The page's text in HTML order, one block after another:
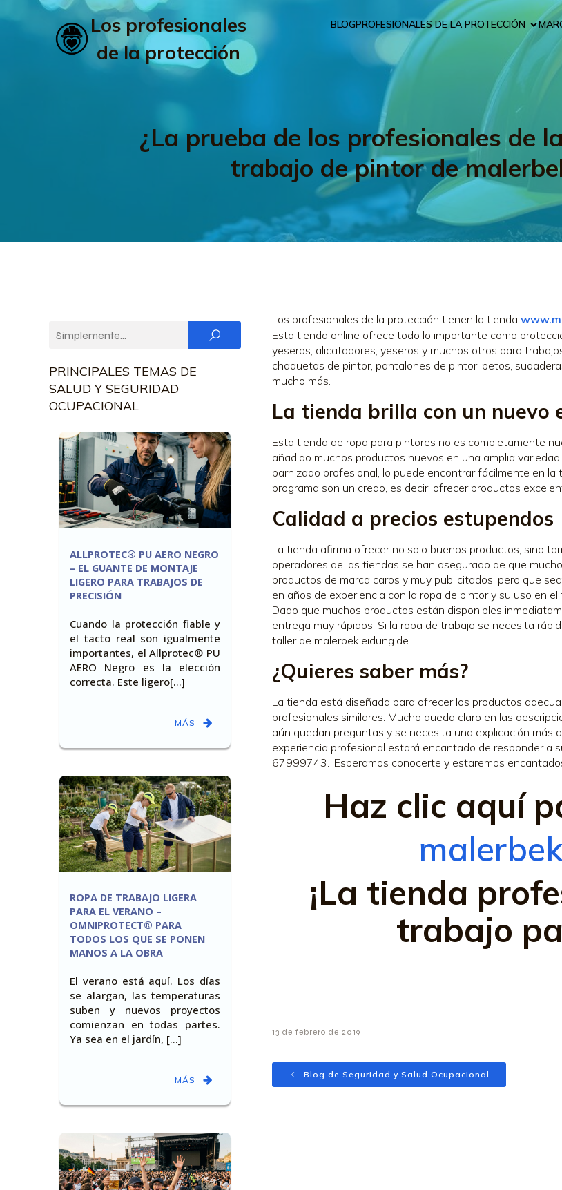
Los profesionales
de la protección
BLOGPROFESIONALES DE LA PROTECCIÓN
¿La prueba de los profesionales de
trabajo de pintor de
PRINCIPALES TEMAS DE
SALUD Y SEGURIDAD
OCUPACIONAL
ALLPROTEC® PU AERO NEGRO
– EL GUANTE DE MONTAJE
LIGERO PARA TRABAJOS DE
PRECISIÓN
Cuando la protección fiable y
el tacto real son igualmente
importantes, el Allprotec® PU
AERO Negro es la elección
correcta. Este ligero[…]
MÁS
ROPA DE TRABAJO LIGERA
PARA EL VERANO –
OMNIPROTECT® PARA
TODOS LOS QUE SE PONEN
MANOS A LA OBRA
El verano está aquí. Los días
se alargan, las temperaturas
suben y nuevos proyectos
comienzan en todas partes.
Ya sea en el jardín, [...]
MÁS
Los profesionales de la protección tienen la tienda
Esta tienda online ofrece todo lo importante como
yeseros, alicatadores, yeseros y muchos otros para
chaquetas de pintor, pantalones de pintor, petos,
mucho más.
La tienda brilla con un nuevo
Esta tienda de ropa para pintores no es completamente
añadido muchos productos nuevos en una amplia
barnizado profesional, lo puede encontrar fácilmente en
programa son un credo, es decir, ofrecer productos
Calidad a precios estupendos
La tienda afirma ofrecer no solo buenos productos, sino
operadores de las tiendas se han asegurado de que
productos de marca caros y muy publicitados, pero que
en años de experiencia con la ropa de pintor y su uso en
Dado que muchos productos están disponibles
entrega muy rápidos. Si la ropa de trabajo se necesita
taller de malerbekleidung.de.
¿Quieres saber más?
La tienda está diseñada para ofrecer los productos
profesionales similares. Mucho queda claro en las
aún quedan preguntas y se necesita una explicación más
experiencia profesional estará encantado de responder a
67999743. ¡Esperamos conocerte y estaremos
Haz clic aquí
¡La tienda
trabajo
13 de febrero de 2019
Blog de Seguridad y Salud Ocupacional